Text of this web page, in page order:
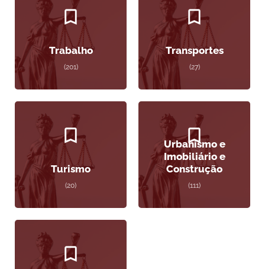
Trabalho
(201)
Transportes
(27)
Turismo
(20)
Urbanismo e
Imobiliário e
Construção
(111)